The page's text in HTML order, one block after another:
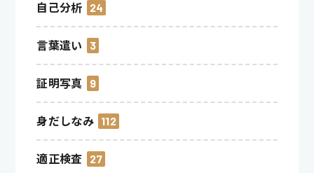
自己分析 24
言葉遣い 3
証明写真 9
身だしなみ 112
適正検査 27